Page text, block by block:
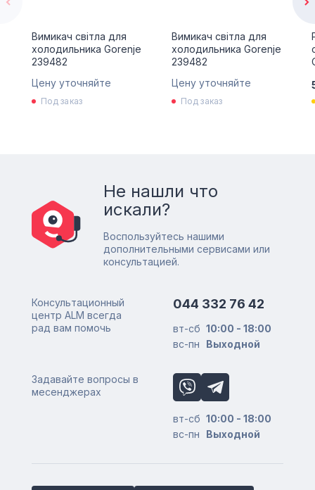
Вимикач світла для
холодильника Gorenje
239482
Цену уточняйте
Под заказ
Вимикач світла для
холодильника Gorenje
239482
Цену уточняйте
Под заказ
Не нашли что
искали?
Воспользуйтесь нашими
дополнительными сервисами или
консультацией.
Консультационный
центр ALM всегда
рад вам помочь
044 332 76 42
вт-сб 10:00 - 18:00
вс-пн
Выходной
Задавайте вопросы в
месенджерах
вт-сб 10:00 - 18:00
вс-пн
Выходной